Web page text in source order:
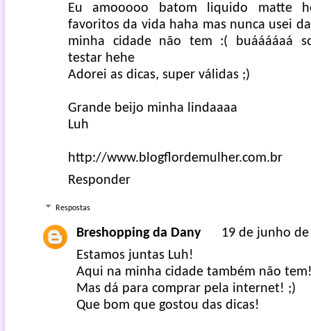
Eu amooooo batom liquido matte
favoritos da vida haha mas nunca usei
minha cidade não tem :( buááááaá
testar hehe
Adorei as dicas, super válidas ;)
Grande beijo minha lindaaaa
Luh
http://www.blogflordemulher.com.br
Responder
Respostas
Breshopping da Dany
19 de junho
Estamos juntas Luh!
Aqui na minha cidade também não
Mas dá para comprar pela internet! ;)
Que bom que gostou das dicas!